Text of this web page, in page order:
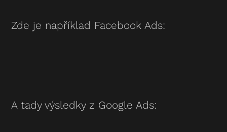
Zde je například Facebook Ads:
A tady výsledky z Google Ads: